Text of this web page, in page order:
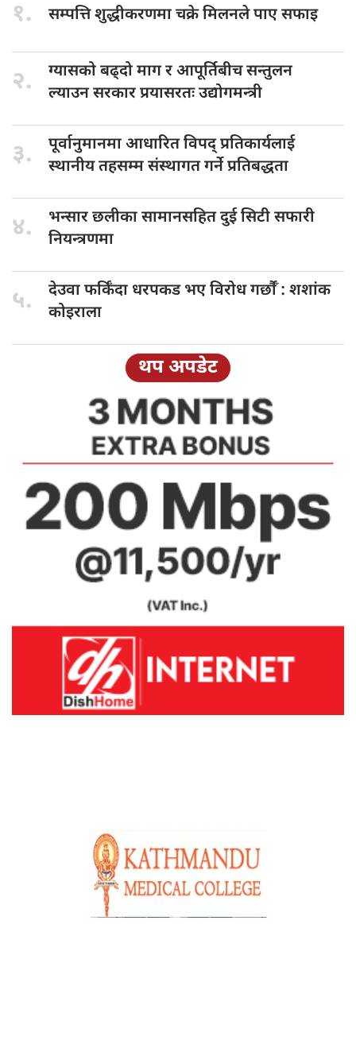
१. सम्पत्ति शुद्धीकरणमाचक्रे मिलनले पाए सफाइ
२. ग्यासको बढ्दोमाग र आपूर्तिबीच सन्तुलन
ल्याउन सरकार प्रयासरतः उद्योगमन्त्री
३. पूर्वानुमानमा आधारितविपद् प्रतिकार्यलाई
स्थानीय तहसम्म संस्थागत गर्ने प्रतिबद्धता
४. भन्सार छलीकासामानसहित दुई सिटी सफारी
नियन्त्रणमा
५. देउवा फर्किँदा धरपकड भए विरोध गर्छौँं : शशांक
कोइराला
थप अपडेट